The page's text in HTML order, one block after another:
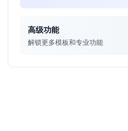
高级功能
解锁更多模板和专业功能